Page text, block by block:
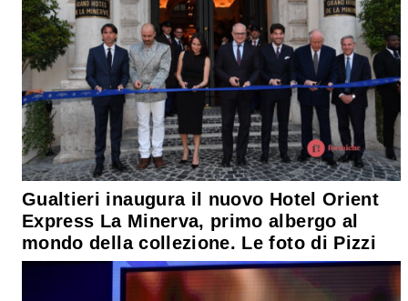
Gualtieri inaugura il nuovo Hotel Orient
Express La Minerva, primo albergo al
mondo della collezione. Le foto di Pizzi